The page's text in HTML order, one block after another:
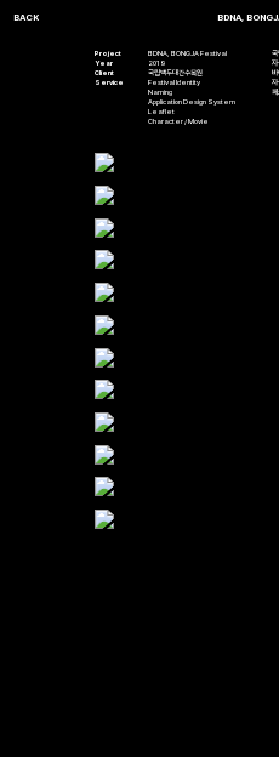
BDNA,
Project
BDNA, BONGJA Festival
Year
2019
Client
국립백두대간수목원
Service
Festival Identity
Naming
Application Design System
Leaflet
Character / Movie
자
바
자
페